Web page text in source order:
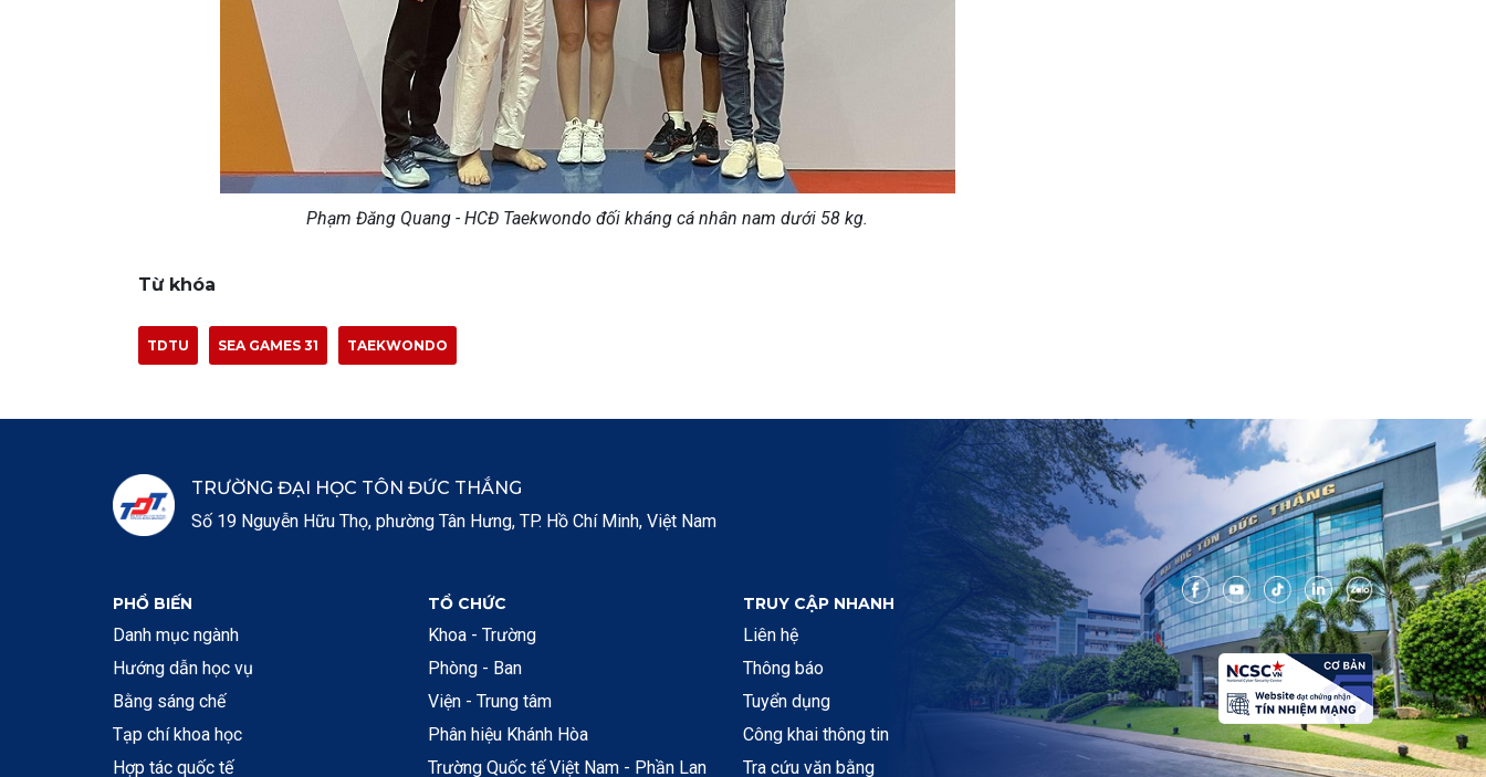
Phạm Đăng Quang - HCĐ Taekwondo đối kháng cá nhân nam dưới 58 kg.
Từ khóa
TDTU SEA GAMES 31 TAEKWONDO
TRƯỜNG ĐẠI HỌC TÔN ĐỨC THẮNG
Số 19 Nguyễn Hữu Thọ, phường Tân Hưng, TP. Hồ Chí Minh, Việt Nam
PHỔ BIẾN
Danh mục ngành
Hướng dẫn học vụ
Bằng sáng chế
Tạp chí khoa học
Hợp tác quốc tế
TỔ CHỨC
Khoa - Trường
Phòng - Ban
Viện - Trung tâm
Phân hiệu Khánh Hòa
Trường Quốc tế Việt Nam - Phần Lan
TRUY CẬP NHANH
Liên hệ
Thông báo
Tuyển dụng
Công khai thông tin
Tra cứu văn bằng